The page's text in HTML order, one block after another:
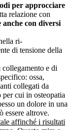
per approcciare
relazione con
con diversi
ri-
di tensione della
e di
ossa,
collegati da
per cui in osteopatia
un dolore in una
essere altrove.
affinché i risultati